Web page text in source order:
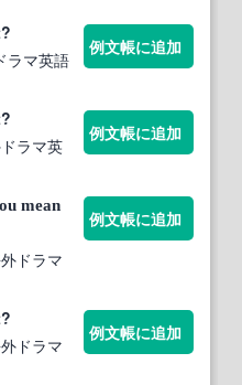
ラマ英語
例文帳に追加
ラマ英
例文帳に追加
mean
ドラマ
例文帳に追加
ドラマ
例文帳に追加